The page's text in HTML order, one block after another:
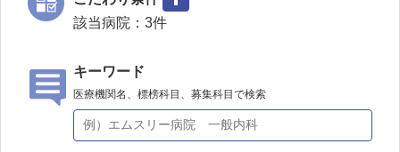
該当病院： 3件
キーワード
医療機関名、標榜科目、募集科目で検索